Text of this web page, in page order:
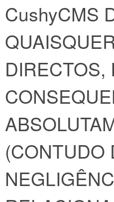
CushyCMS
DIRECTOS,
(CONTUDO